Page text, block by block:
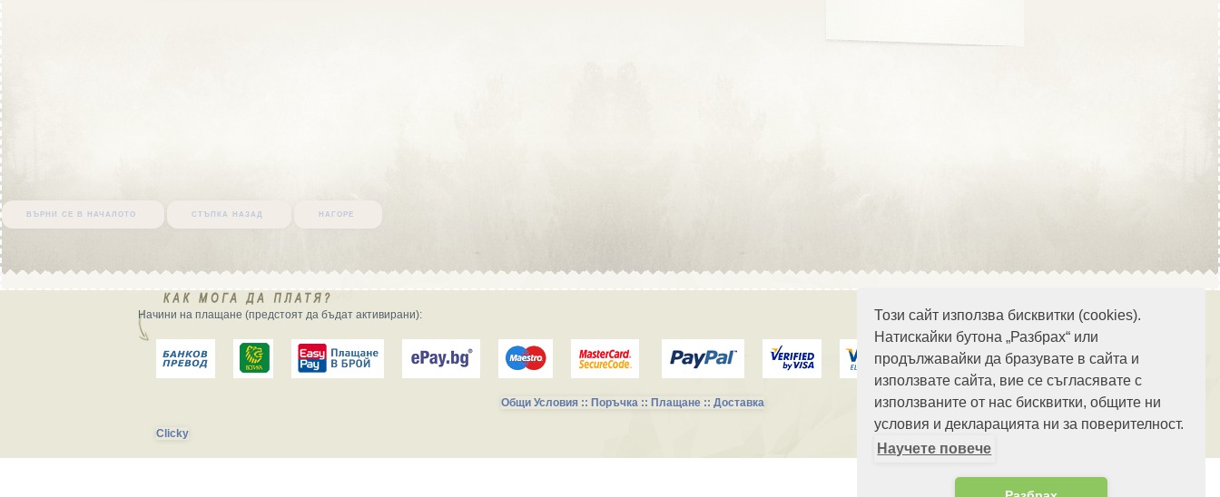
Този сайт използва бисквитки (cookies).
Натискайки бутона „Разбрах“ или
продължавайки да бразувате в сайта и
използвате сайта, вие се съгласявате с
използваните от нас бисквитки, общите ни
условия и декларацията ни за поверителност.
Научете повече
Област София
Област Хасково
Област Шумен
върни се в началото стъпка назад нагоре
Начини на плащане (предстоят да бъдат активирани):
Общи Условия :: Поръчка :: Плащане :: Доставка
Clicky